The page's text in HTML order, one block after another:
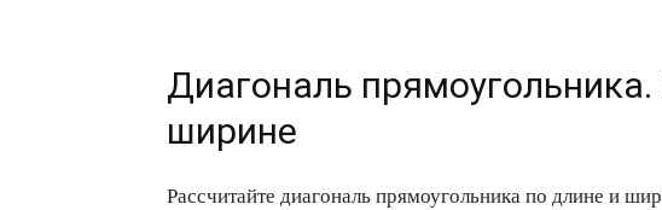
Диагональ
ширине
Рассчитайте диагональ прямоугольника по длине и